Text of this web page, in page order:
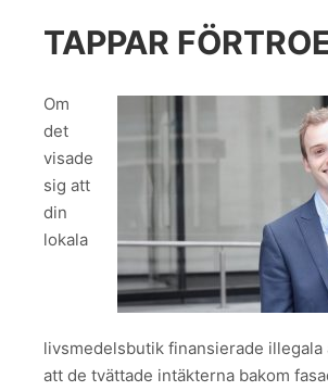
TAPPAR
Om
det
visade
sig att
din
lokala
livsmedelsbutik finansierade illegala
att de tvättade intäkterna bakom